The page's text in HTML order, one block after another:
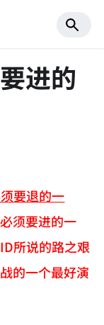
进的
要退的一
须要进的一
所说的路之艰
的一个最好演